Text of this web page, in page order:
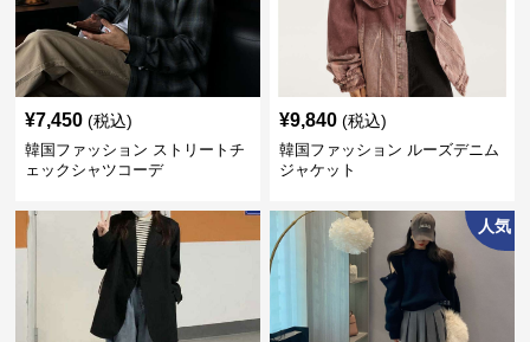
¥7,450 (税込)
韓国ファッション ストリートチ
ェックシャツコーデ
¥9,840 (税込)
韓国ファッション ルーズデニム
ジャケット
人気